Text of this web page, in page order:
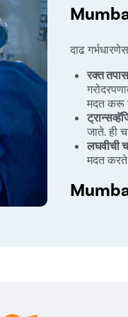
दाढ
रक्त
मदत करू
जाते. ही
लघवीची
मदत करते.